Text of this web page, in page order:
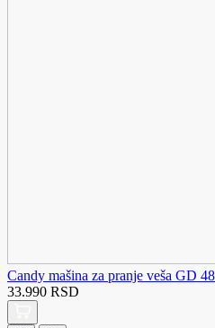
Candy mašina za pranje veša GD
33.990 RSD